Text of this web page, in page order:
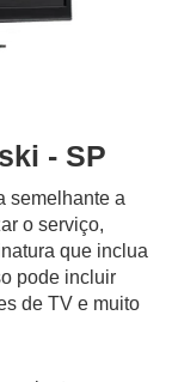
- SP
semelhante a
o serviço,
que inclua
pode incluir
de TV e muito